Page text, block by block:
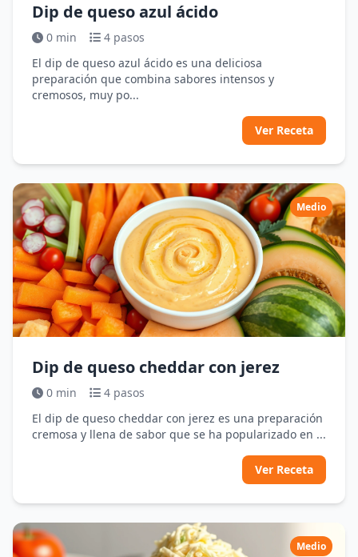
Dip de queso azul ácido
0 min
4 pasos
El dip de queso azul ácido es una deliciosa
preparación que combina sabores intensos y
cremosos, muy po...
Ver Receta
Medio
Dip de queso cheddar con jerez
0 min
4 pasos
El dip de queso cheddar con jerez es una preparación
cremosa y llena de sabor que se ha popularizado en ...
Ver Receta
Medio